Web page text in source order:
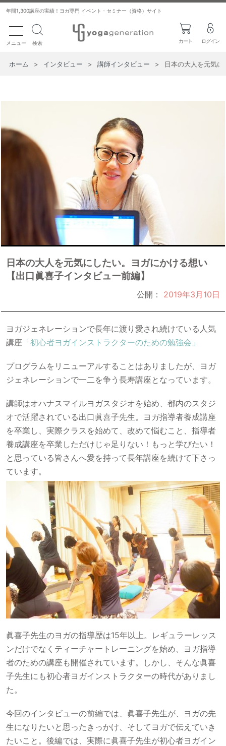
年間1,300講座の実績！ヨガ専門 イベント・セミナー（資格）サイト
toggle navigation
メニュー 検索 カート ログイン
ホーム > インタビュー > 講師インタビュー > 日本の大人を元気
日本の大人を元気にしたい。ヨガにかける想い
【出口眞喜子インタビュー前編】
公開： 2019年3月10日
ヨガジェネレーションで長年に渡り愛され続けている人気
講座 「初心者ヨガインストラクターのための勉強会」
プログラムをリニューアルすることはありましたが、ヨガ
ジェネレーションで一二を争う長寿講座となっています。
講師はオハナスマイルヨガスタジオを始め、都内のスタジ
オで活躍されている出口眞喜子先生。ヨガ指導者養成講座
を卒業し、実際クラスを始めて、改めて悩むこと、指導者
養成講座を卒業しただけじゃ足りない！もっと学びたい！
と思っている皆さんへ愛を持って長年講座を続けて下さっ
ています。
眞喜子先生のヨガの指導歴は15年以上。レギュラーレッス
ンだけでなくティーチャートレーニングを始め、ヨガ指導
者のための講座も開催されています。しかし、そんな眞喜
子先生にも初心者ヨガインストラクターの時代がありまし
た。
今回のインタビューの前編では、眞喜子先生が、ヨガの先
生になりたいと思ったきっかけ、そしてヨガで伝えていき
たいこと。後編では、実際に眞喜子先生が初心者ヨガイン